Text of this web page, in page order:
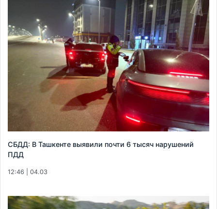
СБДД: В Ташкенте выявили почти 6 тысяч нарушений
ПДД
12:46 | 04.03